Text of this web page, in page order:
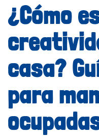
¿Cómo
casa?
para